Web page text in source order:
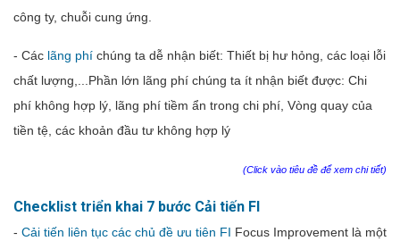
công ty, chuỗi cung ứng.
- Các lãng phí chúng ta dễ nhận biết: Thiết bị hư hỏng các loại lỗi
chất lượng,... Phần lớn lãng phí chúng ta ít nhận biết được: Chi
phí không hợp lý, lãng phí tiềm ẩn trong chi phí, Vòng quay của
tiền tệ các khoản đầu tư không hợp lý
(Click vào tiêu đề để xem chi tiết)
Checklist triển khai 7 bước Cải tiến FI
- Cải tiến liên tục các chủ đề ưu tiên FI Focus Improvement là một